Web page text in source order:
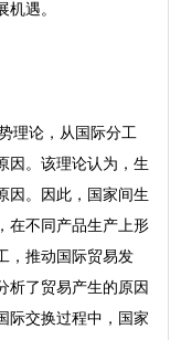
遇。
理论，从国际分工
因。该理论认为，生
因。因此，国家间生
在不同产品生产上形
，推动国际贸易发
析了贸易产生的原因
际交换过程中，国家